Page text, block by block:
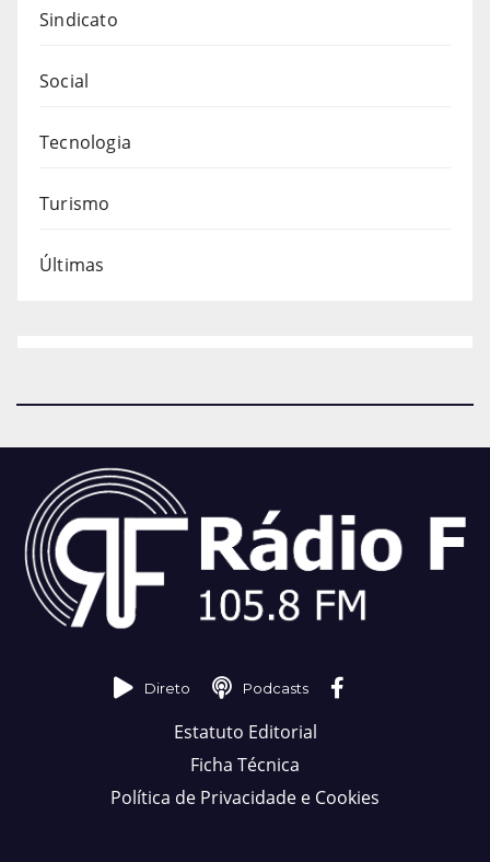
Sindicato
Social
Tecnologia
Turismo
Últimas
Direto Podcasts
Estatuto Editorial
Ficha Técnica
Política de Privacidade e Cookies